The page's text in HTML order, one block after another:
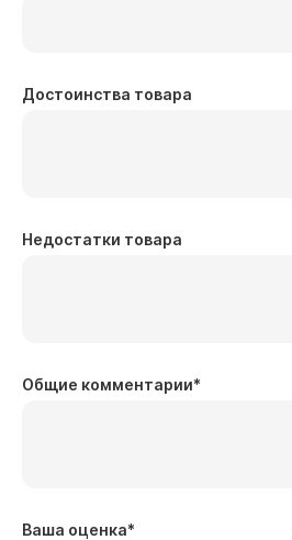
Достоинства товара
Недостатки товара
Общие комментарии*
Ваша оценка*